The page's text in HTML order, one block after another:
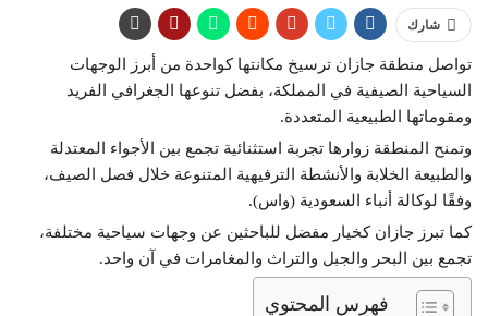
شارك
تواصل منطقة جازان ترسيخ مكانتها كواحدة من أبرز الوجهات
السياحية الصيفية في المملكة، بفضل تنوعها الجغرافي الفريد
ومقوماتها الطبيعية المتعددة.
وتمنح المنطقة زوارها تجربة استثنائية تجمع بين الأجواء المعتدلة
والطبيعة الخلابة والأنشطة الترفيهية المتنوعة خلال فصل الصيف،
وفقًا لوكالة أنباء السعودية (واس).
كما تبرز جازان كخيار مفضل للباحثين عن وجهات سياحية مختلفة،
تجمع بين البحر والجبل والتراث والمغامرات في آن واحد.
فهرس المحتوي